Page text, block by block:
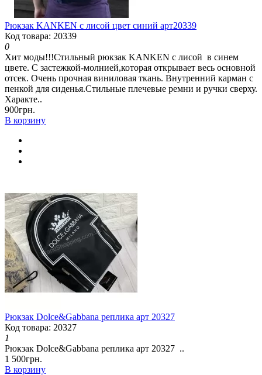
Рюкзак KANKEN с лисой цвет синий арт20339
Код товара: 20339
0
Хит моды!!!Стильный рюкзак KANKEN с лисой в синем
цвете. С застежкой-молнией,которая открывает весь основной
отсек. Очень прочная виниловая ткань. Внутренний карман с
пенкой для сиденья.Стильные плечевые ремни и ручки сверху.
Характе..
900грн.
В корзину
Рюкзак Dolce&Gabbana реплика арт 20327
Код товара: 20327
1
Рюкзак Dolce&Gabbana реплика арт 20327 ..
1 500грн.
В корзину